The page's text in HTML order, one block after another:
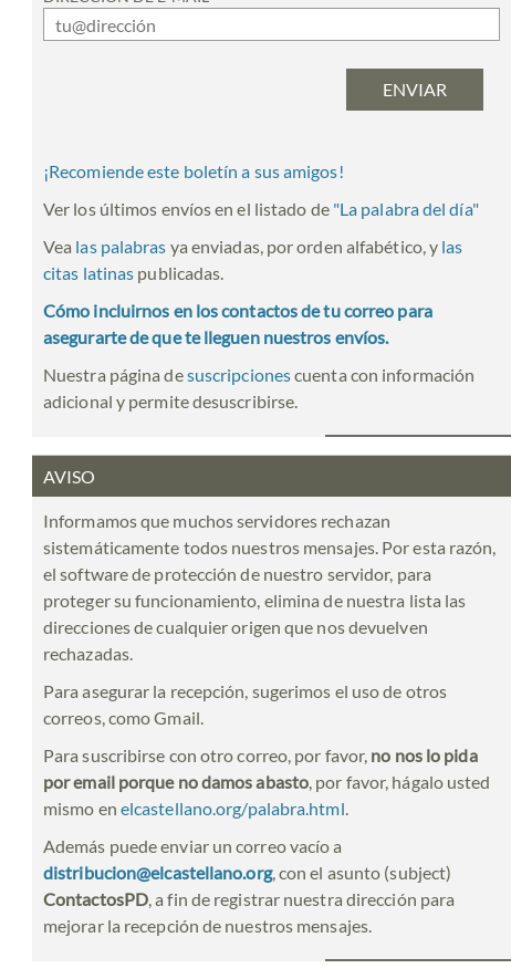
¡Recomiende este boletín a sus amigos!
Ver los últimos envíos en el listado de "La palabra del día"
Vea las palabras ya enviadas, por orden alfabético, y las
citas latinas publicadas.
Cómo incluirnos en los contactos de tu correo para
asegurarte de que te lleguen nuestros envíos.
Nuestra página desuscripcionescuenta con información
adicional y permite desuscribirse.
AVISO
Informamos que muchos servidores rechazan
sistemáticamente todos nuestros mensajes. Por esta razón,
el software de protección de nuestro servidor, para
proteger su funcionamiento, elimina de nuestra lista las
direcciones de cualquier origen que nos devuelven
rechazadas.
Para asegurar la recepción, sugerimos el uso de otros
correos, como Gmail.
Para suscribirse con otro correo, por favor, no nos lo pida
por email porque no damos abasto, por favor, hágalo usted
mismo en elcastellano.org/palabra.html.
Además puede enviar un correo vacío a
distribucion@elcastellano.org, con el asunto (subject)
ContactosPD, a fin de registrar nuestra dirección para
mejorar la recepción de nuestros mensajes.